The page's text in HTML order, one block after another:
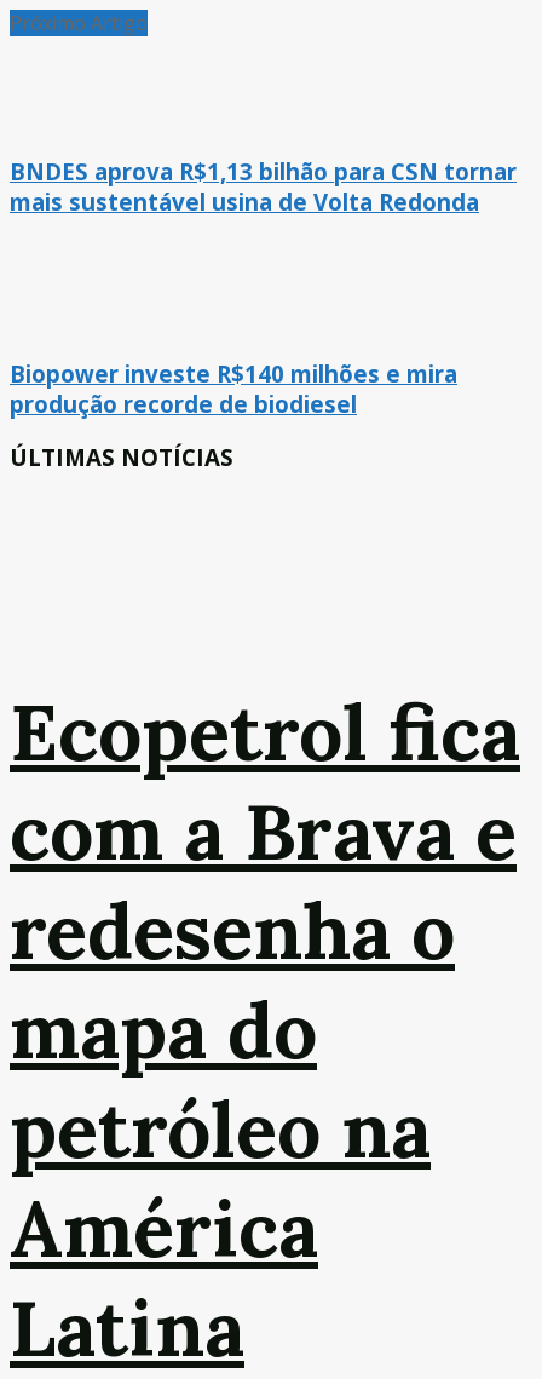
Próximo Artigo
BNDES aprova R$1,13 bilhão para CSN tornar
mais sustentável usina de Volta Redonda
Biopower investe R$140 milhões e mira
produção recorde de biodiesel
ÚLTIMAS NOTÍCIAS
Ecopetrol fica
com a Brava e
redesenha o
mapa do
petróleo na
América
Latina